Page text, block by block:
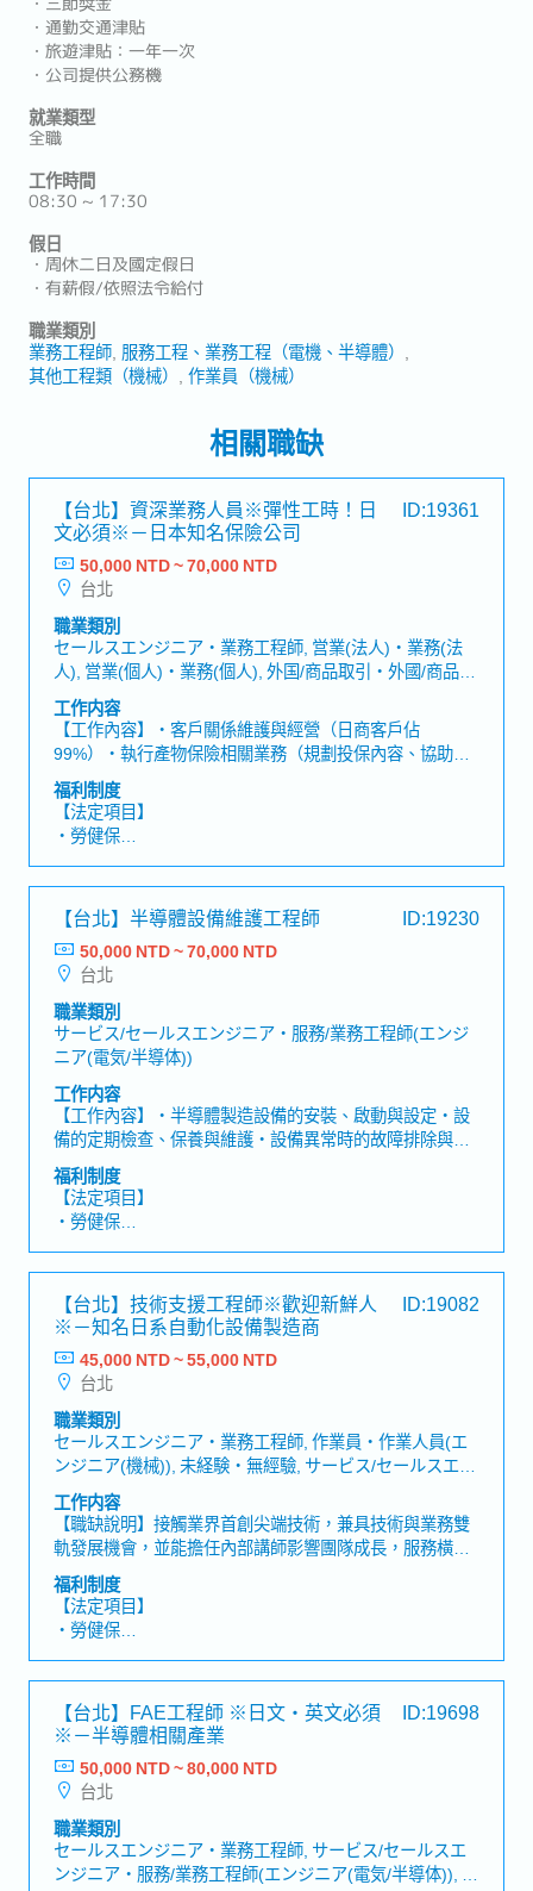
・通勤交通津貼
・旅遊津貼：一年一次
・公司提供公務機
就業類型
全職
工作時間
08:30 ~ 17:30
假日
・周休二日及國定假日
・有薪假/依照法令給付
職業類別
業務工程師 服務工程、業務工程（電機、半導體）
其他工程類（機械）
作業員（機械）
相關職缺
【台北】資深業務人員※彈性工時！日
文必須※－日本知名保險公司
ID:19361
50,000 NTD ~ 70,000 NTD
台北
職業類別
セールスエンジニア・業務工程師, 営業(法人)・業務(法
人), 営業(個人)・業務(個人), 外国/商品取引・外國/商品貿
易, テレマーケティング・電話銷售, 医療情報担当者
(MR)・醫療資訊負責人(MR), その他(営業)・其他(業務)
工作内容
【工作內容】・客戶關係維護與經營（日商客戶佔
99%）・執行產物保險相關業務（規劃投保內容、協助保
險理賠申請等）・協助部門營業運作【工作魅力】・日系
大型保險公司，可建立穩定的職涯發展！・能充分運用自
身的專業知識與技能！
福利制度
【法定項目】
・勞健保
・各種休假（特別休假、婚假、喪假、生理假、產檢假、
陪產假、產假、育嬰假）
・退休金
【公司福利】
・三節獎金
・獎金：依公司業績及個人表現
・勞保費補助
・優於勞基法之有薪假
・不定期國內外員工旅遊或旅遊津貼
・團保及企業年金（全額公司補助）
・員工教育訓練
・相關專業證照加給
・不定時聚餐
・遠端居家上班
【台北】半導體設備維護工程師 ID:19230
50,000 NTD ~ 70,000 NTD
台北
職業類別
サービス/セールスエンジニア・服務/業務工程師(エンジ
ニア(電気/半導体))
工作内容
【工作內容】・半導體製造設備的安裝、啟動與設定・設
備的定期檢查、保養與維護・設備異常時的故障排除與維
修・對客戶提供現場技術支援與操作說明・撰寫並回報維
修／服務相關報告【魅力】・可活用專業知識與經驗
福利制度
【法定項目】
・勞健保
・各種休假（特別休假、婚假、喪假、生理假、產檢假、
陪產假、產假、育嬰假）
・退休金
【公司福利】
・獎金：2個月（依業績而異）
【台北】技術支援工程師※歡迎新鮮人
※－知名日系自動化設備製造商
ID:19082
45,000 NTD ~ 55,000 NTD
台北
職業類別
セールスエンジニア・業務工程師, 作業員・作業人員(エ
ンジニア(機械)), 未経験・無經驗, サービス/セールスエン
ジニア・服務/業務工程師(エンジニア(電気/半導体)), その
他(機械)エンジニア・其他(機械)工程師
工作内容
【職缺說明】接觸業界首創尖端技術，兼具技術與業務雙
軌發展機會，並能擔任內部講師影響團隊成長，服務橫跨
半導體到電動車等多元產業客戶。 ★福利完善！第一年年
薪可達100萬元以上★【工作內容】 ・解決客戶在設備導
入過程中的各類技術問題 ・針對客戶的系統環境，提供量
身打造的專業建議 ・與業務一同推進項目，參與專案執
行，提供強大技術支援 ・提出設備功能優化建議，與日本
技術部門推進產品升級【職務亮點】・全球化視野：加入
日本市值前10大企業，與日本團隊合作・接觸尖端技術：
七成產品全球首創，你將第一線接觸尖端技術・技術x業務
雙軌發展：走入現場、參與業務推進，展現全方位專業價
值・內部講師機會：規劃主導業務人員訓練，提升團隊技
術力・廣泛領域發揮影響力：客戶涵蓋半導體、PCB、
MiniLED、電動車、食醫藥、EC物流等產業【公司組
織】・約200名
福利制度
【法定項目】
・勞健保
・各種休假（特別休假、婚假、喪假、生理假、產檢假、
陪產假、育嬰假）
・退休金
【公司福利】
・年薪15個月：夏季獎金1個月＋年終獎金2個月
・業績獎金：每月業績獎金、每季業績獎金(一年可領16次
業績獎金)
・三節獎金：各3,000元
【台北】FAE工程師 ※日文・英文必須
※－半導體相關產業
ID:19698
50,000 NTD ~ 80,000 NTD
台北
職業類別
セールスエンジニア・業務工程師, サービス/セールスエ
ンジニア・服務/業務工程師(エンジニア(電気/半導体)), サ